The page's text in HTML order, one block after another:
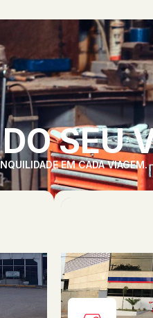
SEU
EM CADA VIAGEM.